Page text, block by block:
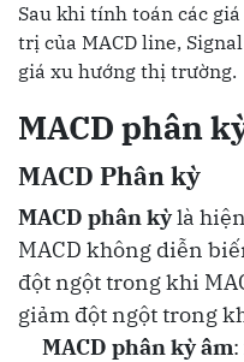
Sau khi tính toán các
trị của MACD line,
giá xu hướng thị trường.
MACD phân
MACD Phân kỳ
MACD phân kỳlà
MACD không diễn
đột ngột trong khi
giảm đột ngột trong
MACD phân kỳ âm